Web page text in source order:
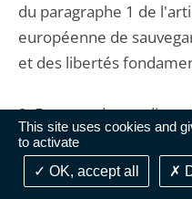
This site uses cookies and
to activate
OK, accept all
du paragraphe 1 de
européenne de
et des libertés
8. En vertu de ces
le décret attaqué en
contestée pour le
d'accomplissement